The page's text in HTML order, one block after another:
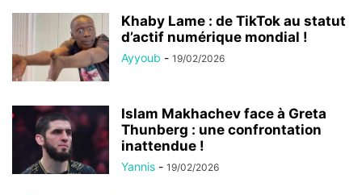
Khaby Lame : de TikTok au statut
d’actif numérique mondial !
Ayyoub - 19/02/2026
Islam Makhachev face à Greta
Thunberg : une confrontation
inattendue !
Yannis - 19/02/2026